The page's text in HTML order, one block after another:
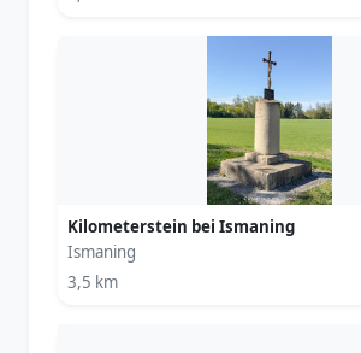
Kilometerstein bei Ismaning
Ismaning
3,5 km